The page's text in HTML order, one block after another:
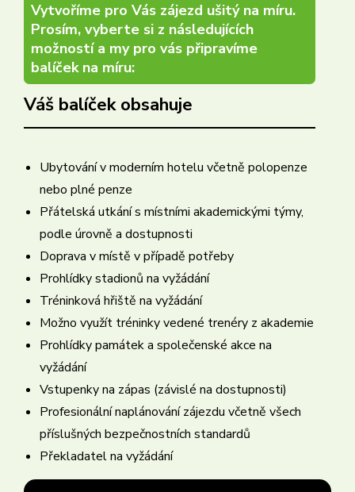
Vytvoříme pro Vás zájezd ušitý na míru.
Prosím, vyberte si z následujících
možností a my pro vás připravíme
balíček na míru:
Váš balíček obsahuje
Ubytování v moderním hotelu včetně polopenze
nebo plné penze
Přátelská utkání s místními akademickými týmy,
podle úrovně a dostupnosti
Doprava v místě v případě potřeby
Prohlídky stadionů na vyžádání
Tréninková hřiště na vyžádání
Možno využít tréninky vedené trenéry z akademie
Prohlídky památek a společenské akce na
vyžádání
Vstupenky na zápas (závislé na dostupnosti)
Profesionální naplánování zájezdu včetně všech
příslušných bezpečnostních standardů
Překladatel na vyžádání